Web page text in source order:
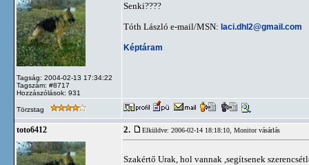
Tagság: 2004-02-13 17:34:22
Tagszám: #8717
Hozzászólások: 931
Senki????
Tóth László e-mail/MSN: laci.dhl2@gmail.com
Képtáram
Törzstag
toto6412 2. Elküldve: 2006-02-14 18:18:10, Monitor vásárlás
Szakértő Urak, hol vannak ,segítsenek